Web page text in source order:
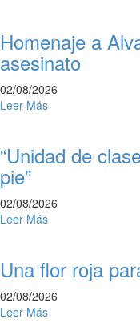
Homenaje a
asesinato
02/08/2026
Leer Más
“Unidad de
pie”
02/08/2026
Leer Más
Una flor roja
02/08/2026
Leer Más